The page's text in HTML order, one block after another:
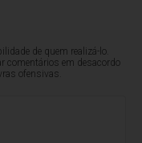
de quem realizá-lo.
comentários em desacordo
ofensivas.